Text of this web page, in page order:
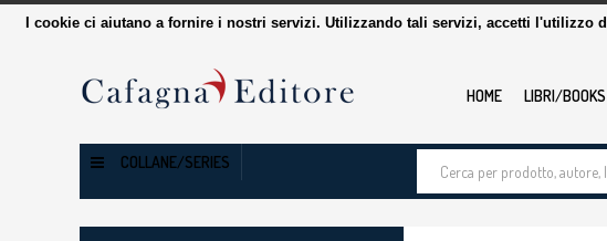
HOME LIBRI/BOOKS
COLLANE/SERIES
Cerca
tra
I cookie ci aiutano a fornire i nostri servizi. Utilizzando tali servizi, accetti l'utilizzo